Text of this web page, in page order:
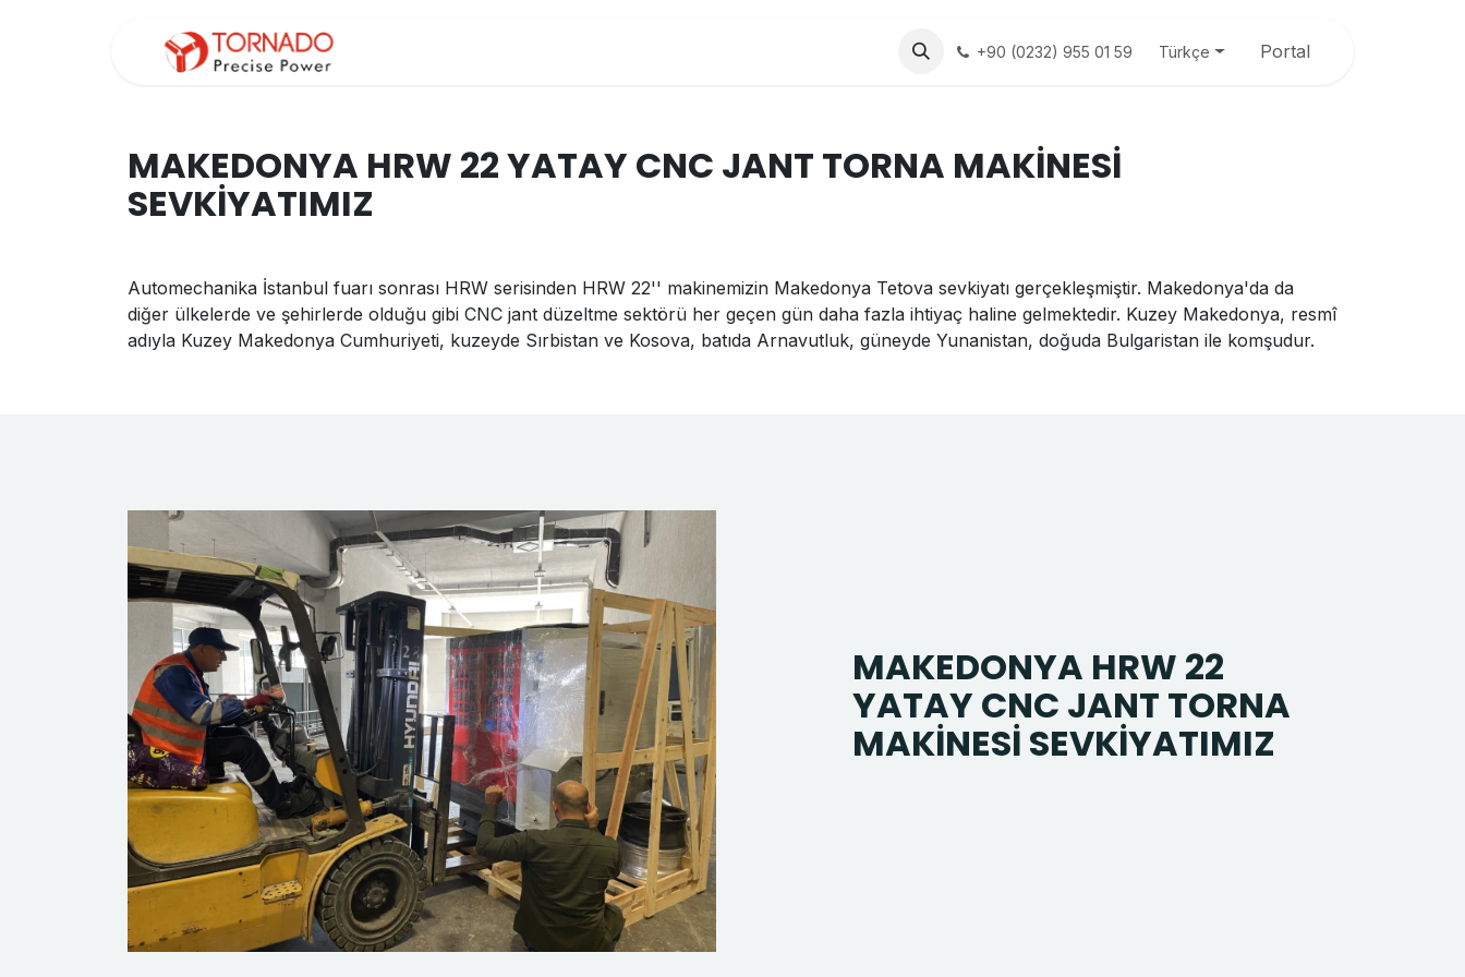
+90 (0232) 955 01 59 Türkçe Portal
MAKEDONYA HRW 22 YATAY CNC JANT TORNA MAKİNESİ
SEVKİYATIMIZ
Automechanika İstanbul fuarı sonrası HRW serisinden HRW 22'' makinemizin Makedonya Tetova sevkiyatı gerçekleşmiştir. Makedonya'da da
diğer ülkelerde ve şehirlerde olduğu gibi CNC jant düzeltme sektörü her geçen gün daha fazla ihtiyaç haline gelmektedir. Kuzey Makedonya, resmî
adıyla Kuzey Makedonya Cumhuriyeti, kuzeyde Sırbistan ve Kosova, batıda Arnavutluk, güneyde Yunanistan, doğuda Bulgaristan ile komşudur.
MAKEDONYA HRW 22
YATAY CNC JANT TORNA
MAKİNESİ SEVKİYATIMIZ